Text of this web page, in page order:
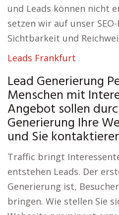
und Leads können nicht
setzen wir auf unser
Sichtbarkeit und
Leads Frankfurt
Lead Generierung
Menschen mit
Angebot sollen
Generierung Ihre
und Sie
Traffic bringt
entstehen Leads. Der
Generierung ist,
bringen. Wie stellen Sie